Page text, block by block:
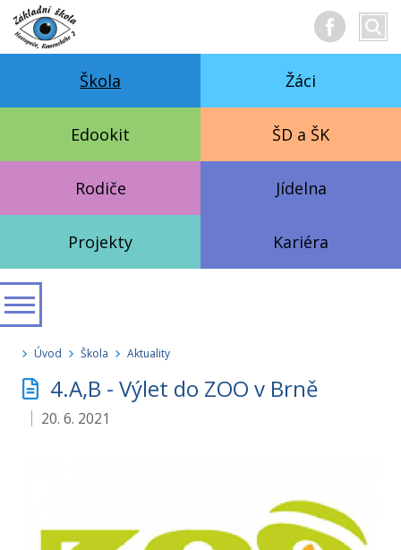
text
Škola Žáci
Edookit ŠD a ŠK
Rodiče Jídelna
Projekty Kariéra
Úvod Škola Aktuality
4.A,B - Výlet do ZOO v Brně
20. 6. 2021